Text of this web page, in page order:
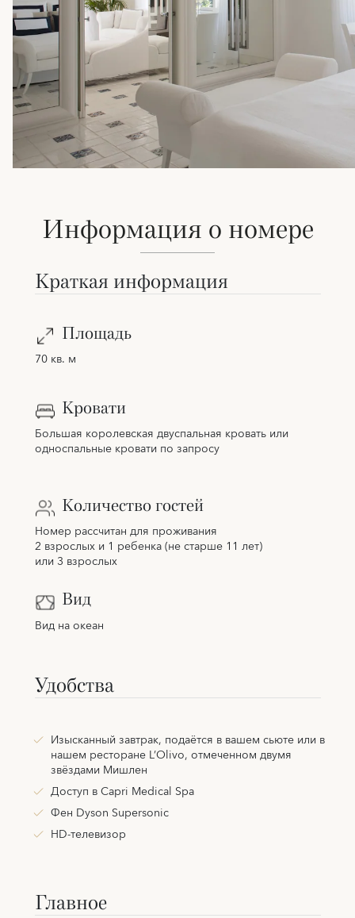
Информация о номере
Краткая информация
Площадь
70 кв. м
Кровати
Большая королевская двуспальная кровать или
односпальные кровати по запросу
Количество гостей
Номер рассчитан для проживания
2 взрослых и 1 ребенка (не старше 11 лет)
или 3 взрослых
Вид
Вид на океан
Удобства
Изысканный завтрак, подаётся в вашем сьюте или в
нашем ресторане L’Olivo, отмеченном двумя
звёздами Мишлен
Доступ в Capri Medical Spa
Фен Dyson Supersonic
HD-телевизор
Главное